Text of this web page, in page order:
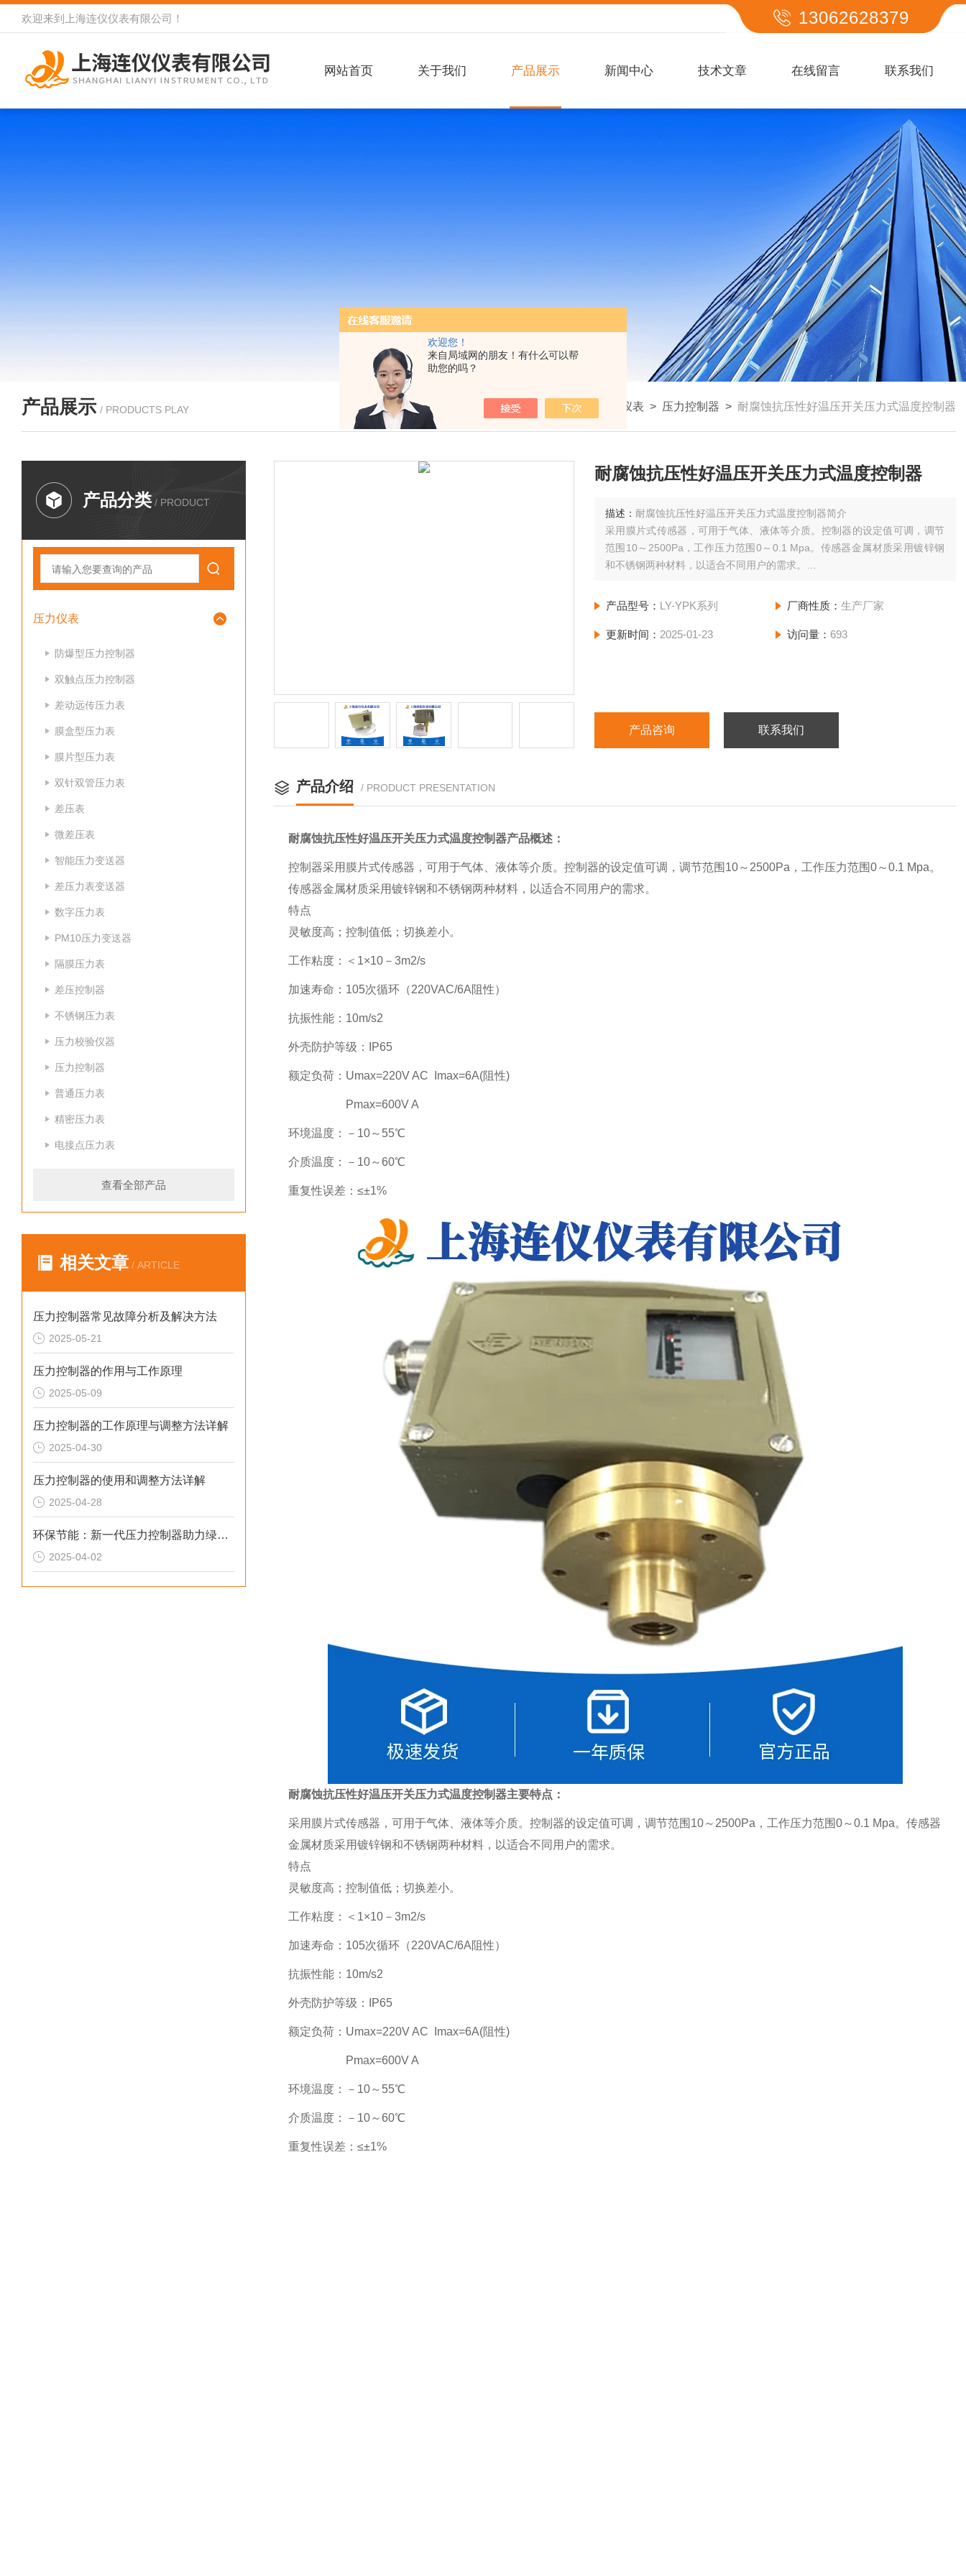
欢迎您！
来自局域网的朋友！有什么可以帮
助您的吗？
欢迎来到 上海连仪仪表有限公司 ！ 13062628379
网站首页 关于我们 产品展示 新闻中心 技术文章 在线留言 联系我们
产品展示 / PRODUCTS PLAY 首页> 产品展示> 压力仪表 > 压力控制器 > 耐腐蚀抗压性好温压开关压力式温度控制器
产品分类 / PRODUCT
压力仪表
防爆型压力控制器
双触点压力控制器
差动远传压力表
膜盒型压力表
膜片型压力表
双针双管压力表
差压表
微差压表
智能压力变送器
差压力表变送器
数字压力表
PM10压力变送器
隔膜压力表
差压控制器
不锈钢压力表
压力校验仪器
压力控制器
普通压力表
精密压力表
电接点压力表
查看全部产品
相关文章 / ARTICLE
压力控制器常见故障分析及解决方法
2025-05-21
压力控制器的作用与工作原理
2025-05-09
压力控制器的工作原理与调整方法详解
2025-04-30
压力控制器的使用和调整方法详解
2025-04-28
环保节能：新一代压力控制器助力绿色制造
2025-04-02
耐腐蚀抗压性好温压开关压力式温度控制器
描述： 耐腐蚀抗压性好温压开关压力式温度控制器简介
采用膜片式传感器，可用于气体、液体等介质。控制器的设定值可调，调节
范围10～2500Pa，工作压力范围0～0.1 Mpa。传感器金属材质采用镀锌钢
和不锈钢两种材料，以适合不同用户的需求。
灵敏度高；控制值低；切换差小。
产品型号： LY-YPK系列 厂商性质： 生产厂家
更新时间： 2025-01-23 访问量： 693
产品咨询 联系我们
产品介绍 / PRODUCT PRESENTATION
耐腐蚀抗压性好温压开关压力式温度控制器产品概述：
控制器采用膜片式传感器，可用于气体、液体等介质。控制器的设定值可调，调节范围10～2500Pa，工作压力范围0～0.1 Mpa。
传感器金属材质采用镀锌钢和不锈钢两种材料，以适合不同用户的需求。
特点
灵敏度高；控制值低；切换差小。
工作粘度：＜1×10－3m2/s
加速寿命：105次循环（220VAC/6A阻性）
抗振性能：10m/s2
外壳防护等级：IP65
额定负荷：Umax=220V AC Imax=6A(阻性)
Pmax=600V A
环境温度：－10～55℃
介质温度：－10～60℃
重复性误差：≤±1%
耐腐蚀抗压性好温压开关压力式温度控制器主要特点：
采用膜片式传感器，可用于气体、液体等介质。控制器的设定值可调，调节范围10～2500Pa，工作压力范围0～0.1 Mpa。传感器
金属材质采用镀锌钢和不锈钢两种材料，以适合不同用户的需求。
特点
灵敏度高；控制值低；切换差小。
工作粘度：＜1×10－3m2/s
加速寿命：105次循环（220VAC/6A阻性）
抗振性能：10m/s2
外壳防护等级：IP65
额定负荷：Umax=220V AC Imax=6A(阻性)
Pmax=600V A
环境温度：－10～55℃
介质温度：－10～60℃
重复性误差：≤±1%